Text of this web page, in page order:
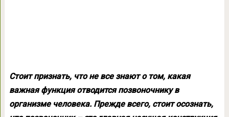
Стоит признать, что не все знают о том, какая
важная функция отводится позвоночнику в
организме человека. Прежде всего, стоит осознать,